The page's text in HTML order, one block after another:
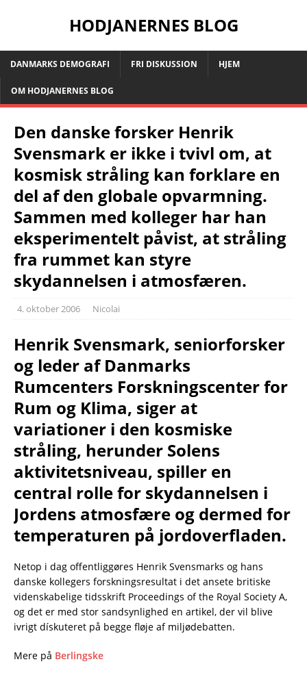
HODJANERNES BLOG
DANMARKS DEMOGRAFI FRI DISKUSSION HJEM
OM HODJANERNES BLOG
Den danske forsker Henrik
Svensmark er ikke i tvivl om, at
kosmisk stråling kan forklare en
del af den globale opvarmning.
Sammen med kolleger har han
eksperimentelt påvist, at stråling
fra rummet kan styre
skydannelsen i atmosfæren.
4. oktober 2006 Nicolai
Henrik Svensmark, seniorforsker
og leder af Danmarks
Rumcenters Forskningscenter for
Rum og Klima, siger at
variationer i den kosmiske
stråling, herunder Solens
aktivitetsniveau, spiller en
central rolle for skydannelsen i
Jordens atmosfære og dermed for
temperaturen på jordoverfladen.
Netop i dag offentliggøres Henrik Svensmarks og hans
danske kollegers forskningsresultat i det ansete britiske
videnskabelige tidsskrift Proceedings of the Royal Society A,
og det er med stor sandsynlighed en artikel, der vil blive
ivrigt dískuteret på begge fløje af miljødebatten.
Mere på Berlingske